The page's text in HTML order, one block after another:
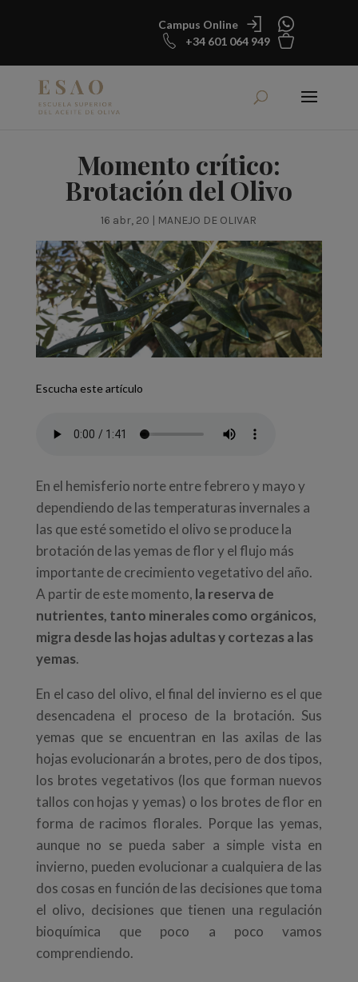
Campus Online
+34 601 064 949
Momento crítico:
Brotación del Olivo
16 abr, 20 | MANEJO DE OLIVAR
Escucha este artículo
En el hemisferio norte entre febrero y mayo y
dependiendo de las temperaturas invernales a
las que esté sometido el olivo se produce la
brotación de las yemas de flor y el flujo más
importante de crecimiento vegetativo del año.
A partir de este momento, la reserva de
nutrientes, tanto minerales como orgánicos,
migra desde las hojas adultas y cortezas a las
yemas.
En el caso del olivo, el final del invierno es el que
desencadena el proceso de la brotación. Sus
yemas que se encuentran en las axilas de las
hojas evolucionarán a brotes, pero de dos tipos,
los brotes vegetativos (los que forman nuevos
tallos con hojas y yemas) o los brotes de flor en
forma de racimos florales. Porque las yemas,
aunque no se pueda saber a simple vista en
invierno, pueden evolucionar a cualquiera de las
dos cosas en función de las decisiones que toma
el olivo, decisiones que tienen una regulación
bioquímica que poco a poco vamos
comprendiendo.